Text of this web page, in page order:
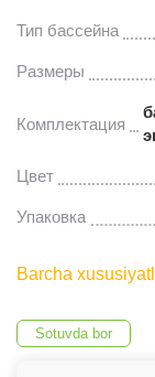
Тип бассейна
Размеры
Комплектация
Цвет
Упаковка
Barcha
Sotuvda bor